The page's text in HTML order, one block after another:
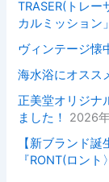
TRASER(トレ
カルミッション
ヴィンテージ懐
海水浴にオスス
正美堂オリジナ
ました！
2026
【新ブランド
『RONT(ロン